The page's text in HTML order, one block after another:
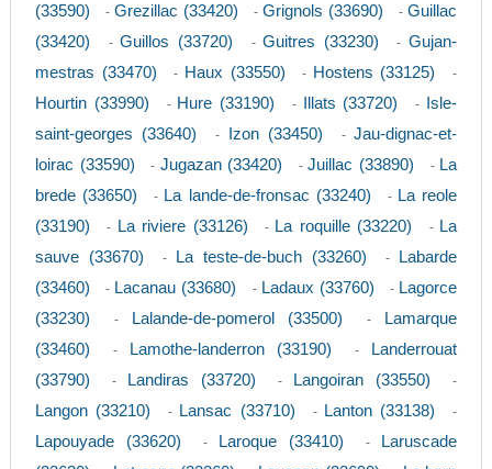
(33590)
- Grezillac (33420) -Grignols (33690) -Guillac
(33420)
-Guillos (33720) -Guitres (33230) -Gujan-
mestras (33470)
- Haux (33550) - Hostens (33125) -
Hourtin (33990) - Hure (33190) - Illats (33720) -
Isle-
saint-georges (33640)
- Izon (33450) -Jau-dignac-et-
loirac (33590)
- Jugazan (33420) -Juillac (33890) - La
brede (33650)
- La lande-de-fronsac (33240) - La reole
(33190)
- La riviere (33126) - La roquille (33220) - La
sauve (33670)
- La teste-de-buch (33260) -
Labarde
(33460)
- Lacanau (33680) - Ladaux (33760) - Lagorce
(33230)
- Lalande-de-pomerol (33500) -
Lamarque
(33460)
- Lamothe-landerron (33190) -
Landerrouat
(33790)
- Landiras (33720) - Langoiran (33550) -
Langon (33210) - Lansac (33710) - Lanton (33138) -
Lapouyade (33620) - Laroque (33410) -
Laruscade